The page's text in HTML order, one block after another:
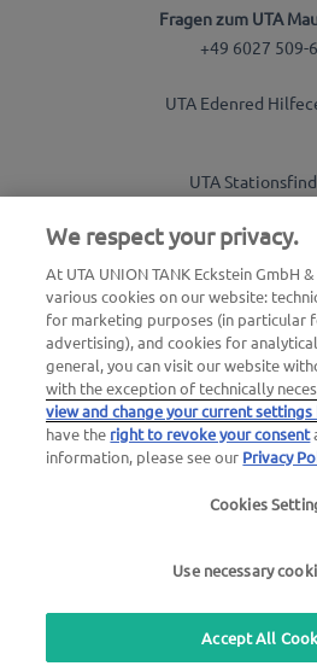
Fragen zum UTA
+49 6027 509-
UTA Edenred
UTA
Über UTA
UTA Academy
We respect your privacy.
At UTA UNION TANK Eckstein GmbH
various cookies on our website:
for marketing purposes (in particular
advertising), and cookies for
general, you can visit our website
with the exception of technically
view and change your current settings
have the right to revoke your consent
information, please see our Privacy
Cookies
Use necessary
Accept All